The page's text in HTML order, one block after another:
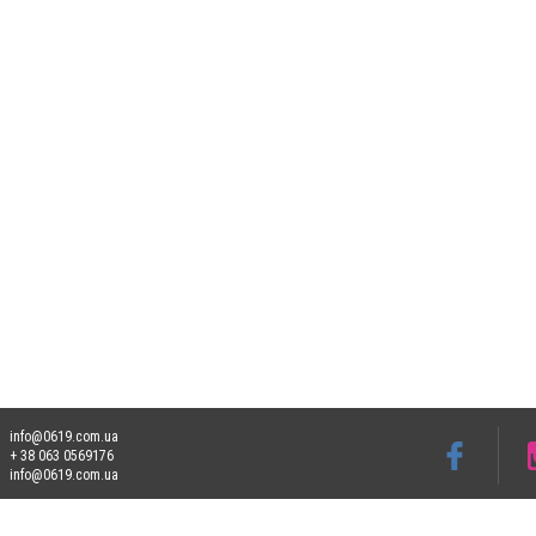
info@0619.com.ua
+ 38 063 0569176
info@0619.com.ua